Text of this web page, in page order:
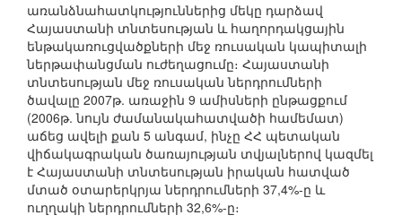
առանձնահատկություններից մեկը դարձավ
Հայաստանի տնտեսության և հաղորդակցային
ենթակառուցվածքների մեջ ռուսական կապիտալի
ներթափանցման ուժեղացումը։ Հայաստանի
տնտեսության մեջ ռուսական ներդրումների
ծավալը 2007թ. առաջին 9 ամիսների ընթացքում
(2006թ. նույն ժամանակահատվածի համեմատ)
աճեց ավելի քան 5 անգամ, ինչը ՀՀ պետական
վիճակագրական ծառայության տվյալներով կազմել
է Հայաստանի տնտեսության իրական հատված
մտած օտարերկրյա ներդրումների 37,4%-ը և
ուղղակի ներդրումների 32,6%-ը։